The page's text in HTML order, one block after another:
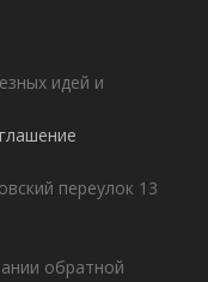
идей и
переулок 13
обратной